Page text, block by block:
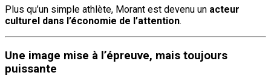
Plus qu’un simple athlète, Morant est devenu un acteur
culturel dans l’économie de l’attention.
Une image mise à l’épreuve, mais toujours
puissante